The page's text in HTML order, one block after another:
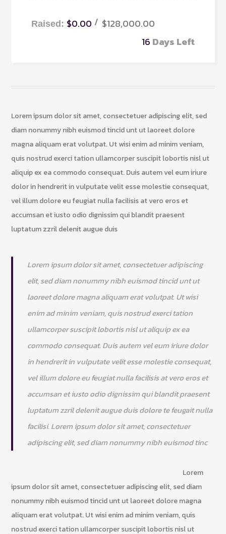
Raised: $0.00
$128,000.00
16 Days Left
Lorem ipsum dolor sit amet, consectetuer adipiscing elit, sed
diam nonummy nibh euismod tincid unt ut laoreet dolore
magna aliquam erat volutpat. Ut wisi enim ad minim veniam,
quis nostrud exerci tation ullamcorper suscipit lobortis nisl ut
aliquip ex ea commodo consequat. Duis autem vel eum iriure
dolor in hendrerit in vulputate velit esse molestie consequat,
vel illum dolore eu feugiat nulla facilisis at vero eros et
accumsan et iusto odio dignissim qui blandit praesent
luptatum zzril delenit augue duis
Lorem ipsum dolor sit amet, consectetuer adipiscing
elit, sed diam nonummy nibh euismod tincid unt ut
laoreet dolore magna aliquam erat volutpat. Ut wisi
enim ad minim veniam, quis nostrud exerci tation
ullamcorper suscipit lobortis nisl ut aliquip ex ea
commodo consequat. Duis autem vel eum iriure dolor
in hendrerit in vulputate velit esse molestie consequat,
vel illum dolore eu feugiat nulla facilisis at vero eros et
accumsan et iusto odio dignissim qui blandit praesent
luptatum zzril delenit augue duis dolore te feugait nulla
facilisi. Lorem ipsum dolor sit amet, consectetuer
adipiscing elit, sed diam nonummy nibh euismod tinc
Lorem
ipsum dolor sit amet, consectetuer adipiscing elit, sed diam
nonummy nibh euismod tincid unt ut laoreet dolore magna
aliquam erat volutpat. Ut wisi enim ad minim veniam, quis
nostrud exerci tation ullamcorper suscipit lobortis nisl ut